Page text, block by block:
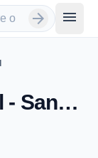
arrow_forward menu
Contacto Social - San Blas, SI